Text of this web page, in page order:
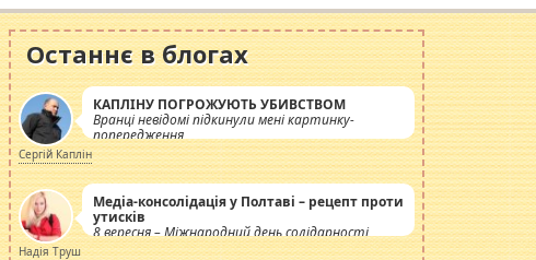
Останнє в блогах
КАПЛІНУ ПОГРОЖУЮТЬ УБИВСТВОМ
Вранці невідомі підкинули мені картинку-
попередження
Сергій Каплін
Медіа-консолідація у Полтаві – рецепт проти
утисків
8 вересня – Міжнародний день солідарності
журналістів.
Надія Труш